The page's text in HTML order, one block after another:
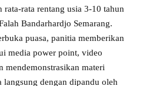
rata rentang usia 3-10 tahun
Bandarhardjo Semarang.
puasa, panitia memberikan
media power point, video
mendemonstrasikan materi
langsung dengan dipandu oleh